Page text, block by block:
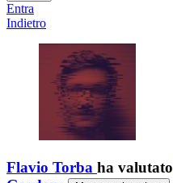
Entra
Indietro
Flavio Torba ha valutato